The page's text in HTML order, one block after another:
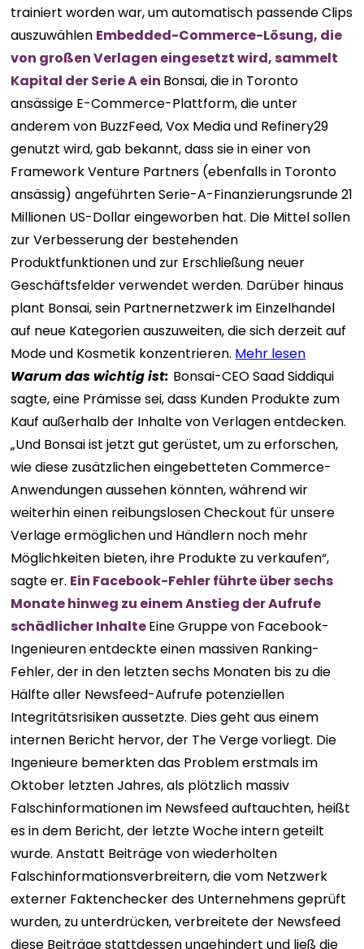
trainiert worden war, um automatisch passende Clips
auszuwählen Embedded-Commerce-Lösung, die
von großen Verlagen eingesetzt wird, sammelt
Kapital der Serie A ein Bonsai, die in Toronto
ansässige E-Commerce-Plattform, die unter
anderem von BuzzFeed, Vox Media und Refinery29
genutzt wird, gab bekannt, dass sie in einer von
Framework Venture Partners (ebenfalls in Toronto
ansässig) angeführten Serie-A-Finanzierungsrunde 21
Millionen US-Dollar eingeworben hat. Die Mittel sollen
zur Verbesserung der bestehenden
Produktfunktionen und zur Erschließung neuer
Geschäftsfelder verwendet werden. Darüber hinaus
plant Bonsai, sein Partnernetzwerk im Einzelhandel
auf neue Kategorien auszuweiten, die sich derzeit auf
Mode und Kosmetik konzentrieren. Mehr lesen
Warum das wichtig ist: Bonsai-CEO Saad Siddiqui
sagte, eine Prämisse sei, dass Kunden Produkte zum
Kauf außerhalb der Inhalte von Verlagen entdecken.
„Und Bonsai ist jetzt gut gerüstet, um zu erforschen,
wie diese zusätzlichen eingebetteten Commerce-
Anwendungen aussehen könnten, während wir
weiterhin einen reibungslosen Checkout für unsere
Verlage ermöglichen und Händlern noch mehr
Möglichkeiten bieten, ihre Produkte zu verkaufen“,
sagte er. Ein Facebook-Fehler führte über sechs
Monate hinweg zu einem Anstieg der Aufrufe
schädlicher InhalteEine Gruppe von Facebook-
Ingenieuren entdeckte einen massiven Ranking-
Fehler, der in den letzten sechs Monaten bis zu die
Hälfte aller Newsfeed-Aufrufe potenziellen
Integritätsrisiken aussetzte. Dies geht aus einem
internen Bericht hervor, der The Verge vorliegt. Die
Ingenieure bemerkten das Problem erstmals im
Oktober letzten Jahres, als plötzlich massiv
Falschinformationen im Newsfeed auftauchten, heißt
es in dem Bericht, der letzte Woche intern geteilt
wurde. Anstatt Beiträge von wiederholten
Falschinformationsverbreitern, die vom Netzwerk
externer Faktenchecker des Unternehmens geprüft
wurden, zu unterdrücken, verbreitete der Newsfeed
diese Beiträge stattdessen ungehindert und ließ die